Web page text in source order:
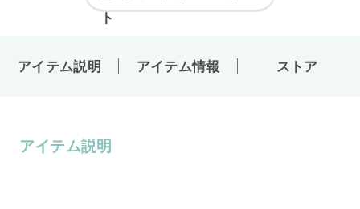
アイテム説明 アイテム情報 ストア
アイテム説明